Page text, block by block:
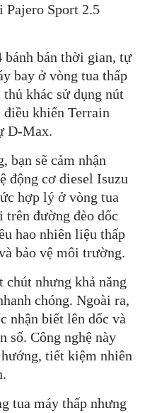
Pajero Sport 2.5
bánh bán thời gian, tự
bay ở vòng tua thấp
khác sử dụng nút
khiển Terrain
D-Max.
bạn sẽ cảm nhận
động cơ diesel Isuzu
hợp lý ở vòng tua
trên đường đèo dốc
hao nhiên liệu thấp
bảo vệ môi trường.
chút nhưng khả năng
chóng. Ngoài ra,
nhận biết lên dốc và
số. Công nghệ này
tiết kiệm nhiên
tua máy thấp nhưng